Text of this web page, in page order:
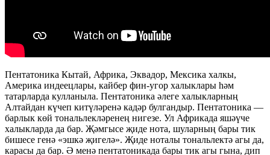
Пентатоника Кытай, Африка, Эквадор, Мексика халкы,
Америка индеецлары, кайбер фин-угор халыклары һәм
татарларда кулланыла. Пентатоника әлеге халыкларның
Алтайдан күчеп китүләренә кадәр булгандыр. Пентатоника —
барлык көй тональлекләренең нигезе. Ул Африкада яшәүче
халыкларда да бар. Җәмгысе җиде нота, шуларның бары тик
бишесе генә «эшкә җигелә». Җиде ноталы тональлектә агы да,
карасы да бар. Ә менә пентатоникада бары тик агы гына, дип